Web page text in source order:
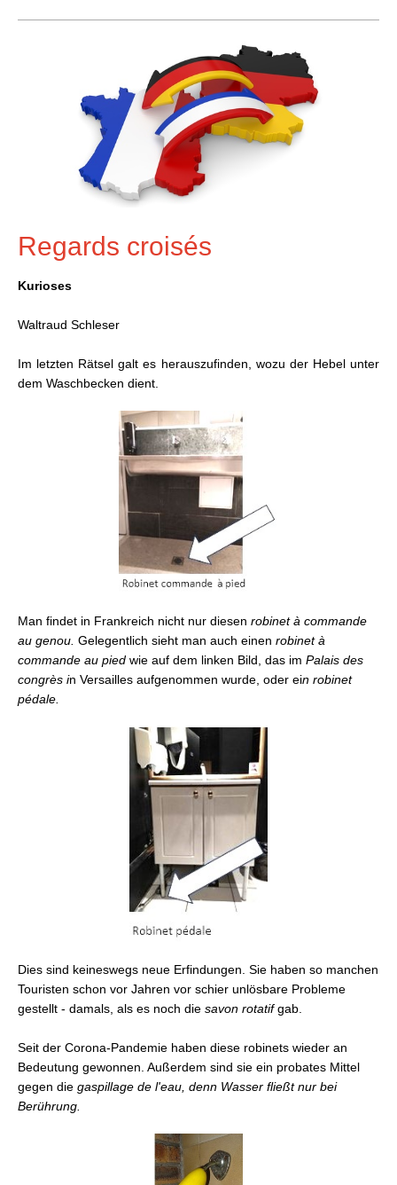
Regards croisés
Kurioses
Waltraud Schleser
Im letzten Rätsel galt es herauszufinden, wozu der Hebel unter
dem Waschbecken dient.
Man findet in Frankreich nicht nur diesen robinet à commande
au genou. Gelegentlich sieht man auch einen robinet à
commande au pied wie auf dem linken Bild, das im Palais des
congrès in Versailles aufgenommen wurde, oder ein robinet
pédale.
Dies sind keineswegs neue Erfindungen. Sie haben so manchen
Touristen schon vor Jahren vor schier unlösbare Probleme
gestellt - damals, als es noch die savon rotatifgab.
Seit der Corona-Pandemie haben diese robinets wieder an
Bedeutung gewonnen. Außerdem sind sie ein probates Mittel
gegen die gaspillage de l'eau, denn Wasser fließt nur bei
Berührung.